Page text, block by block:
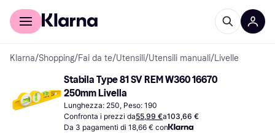
Per il tuo shopping
Klarna/Shopping/Fai da te/Utensili/Utensili manuali/Livelle
Stabila Type 81 SV REM W360 16670
250mm Livella
Lunghezza: 250, Peso: 190
Confronta i prezzi da55,99 €a103,66 €
Da 3 pagamenti di 18,66 € con